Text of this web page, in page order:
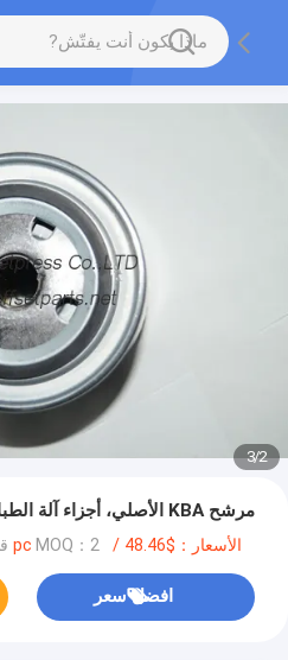
2
/
3
مرشح KBA الأصلي، أجزاء آلة الطباعة KBA للبيع
الأسعار：$48.46 /pc MOQ：2 قطع
افضل سعر